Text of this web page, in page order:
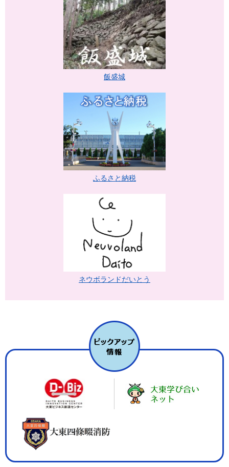
飯盛城
ふるさと納税
ネウボランドだいとう